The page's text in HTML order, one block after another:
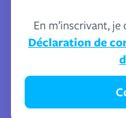
En m’inscrivant,
Déclaration de